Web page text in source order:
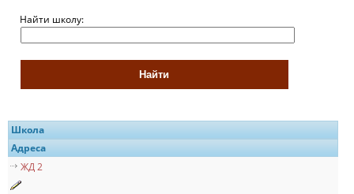
Найти школу:
Школа
Адреса
ЖД 2